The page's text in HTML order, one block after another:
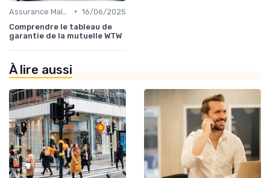
• 16/06/2025
Comprendre le tableau de
garantie de la mutuelle WTW
À lire aussi